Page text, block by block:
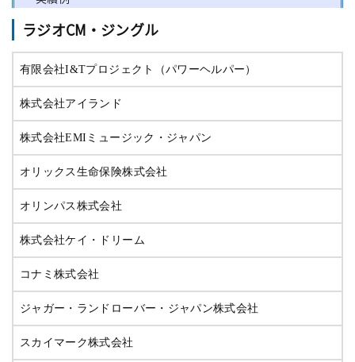
ラジオCM・ジングル
有限会社I&Tプロジェクト（パワーヘルパー）
株式会社アイランド
株式会社EMIミュージック・ジャパン
オリックス生命保険株式会社
オリンパス株式会社
株式会社ケイ・ドリーム
コナミ株式会社
ジャガー・ランドローバー・ジャパン株式会社
スカイマーク株式会社